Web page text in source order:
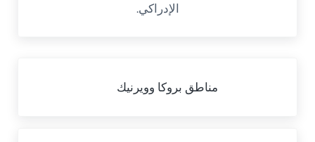
الإدراكي.
مناطق بروكا وويرنيك